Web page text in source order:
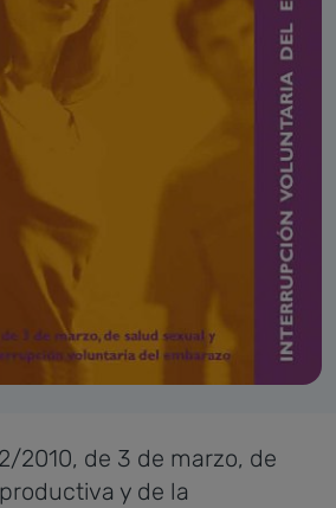
2010, de 3 de marzo, de
y de la